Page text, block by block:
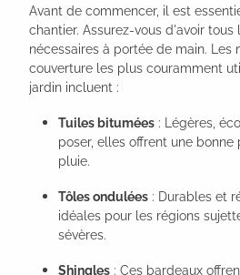
Avant de commencer, il est
chantier. Assurez-vous d'avoir
nécessaires à portée de main. Les
couverture les plus couramment
jardin incluent :
Tuiles bitumées : Légères,
poser, elles offrent une
pluie.
Tôles ondulées : Durables et
idéales pour les régions
sévères.
Shingles : Ces bardeaux